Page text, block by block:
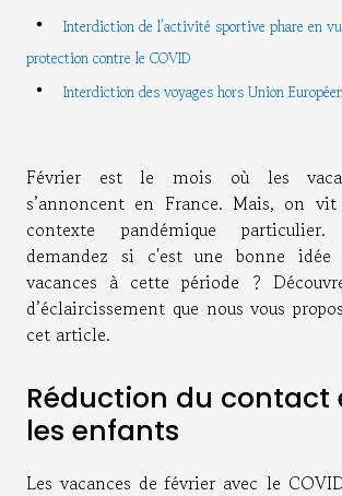
Interdiction de l’activité sportive phare en
protection contre le COVID
Interdiction des voyages hors Union
Février est le mois où les
s’annoncent en France. Mais, on
contexte pandémique
demandez si c'est une bonne
vacances à cette période ?
d’éclaircissement que nous vous
cet article.
Réduction du contact
les enfants
Les vacances de février avec le